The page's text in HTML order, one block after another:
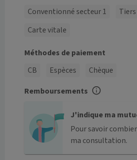
Conventionné secteur 1
Carte vitale
Méthodes de paiement
CB
Espèces
Chèque
Remboursements
J'indique ma
Pour savoir
ma consultation.